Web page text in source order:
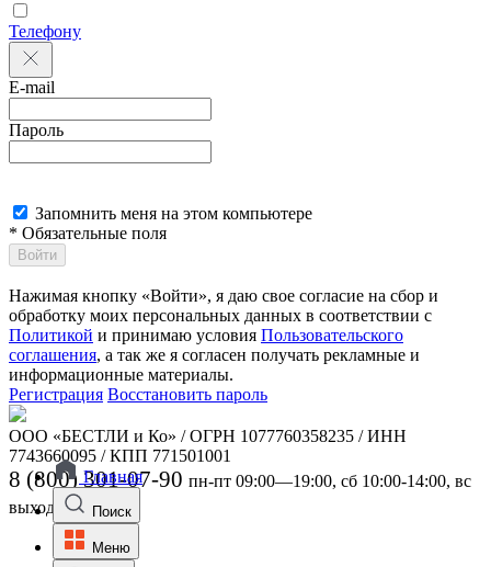
Телефону
E-mail
Пароль
Запомнить меня на этом компьютере
* Обязательные поля
Войти
Нажимая кнопку «Войти», я даю свое согласие на сбор и
обработку моих персональных данных в соответствии с
Политикой и принимаю условия Пользовательского
соглашения, а так же я согласен получать рекламные и
информационные материалы.
Регистрация Восстановить пароль
ООО «БЕСТЛИ и Ко» / ОГРН 1077760358235 / ИНН
7743660095 / КПП 771501001
8 (800) 301-07-90 пн-пт 09:00—19:00, сб 10:00-14:00, вс
выходной
Главная
Поиск
Меню